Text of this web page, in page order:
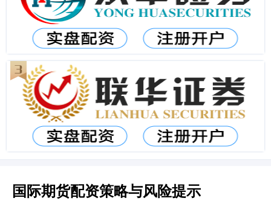
国际期货配资策略与风险提示